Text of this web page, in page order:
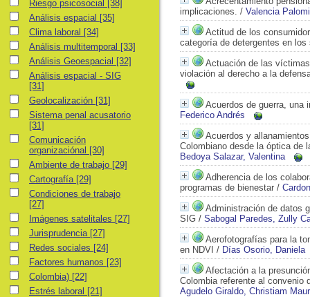
implicaciones. / Valencia
Actitud de los
categoría de detergentes en los
Actuación de las
violación al derecho a la
Acuerdos de guerra, una
Federico Andrés
Acuerdos y
Colombiano desde la óptica de
Bedoya Salazar, Valentina
Adherencia de los
programas de bienestar /
Administración de datos
SIG / Sabogal Paredes, Zully
Aerofotografías para la
en NDVI / Días Osorio, Daniela
Afectación a la
Colombia referente al convenio
Agudelo Giraldo, Christiam
Riesgo psicosocial
Riesgo psicosocial [38]
Análisis espacial
Análisis espacial [35]
Clima laboral
Clima laboral [34]
Análisis multitemporal
Análisis multitemporal [33]
Análisis Geoespacial
Análisis Geoespacial [32]
Análisis espacial - SIG
Análisis espacial - SIG
[31]
Geolocalización
Geolocalización [31]
Sistema penal acusatorio
Sistema penal acusatorio
[31]
Comunicación organizaciónal
Comunicación
organizaciónal [30]
Ambiente de trabajo
Ambiente de trabajo [29]
Cartografía
Cartografía [29]
Condiciones de trabajo
Condiciones de trabajo
[27]
Imágenes satelitales
Imágenes satelitales [27]
Jurisprudencia
Jurisprudencia [27]
Redes sociales
Redes sociales [24]
Factores humanos
Factores humanos [23]
Colombia)Colombia) [22]
Estrés laboral
Estrés laboral [21]